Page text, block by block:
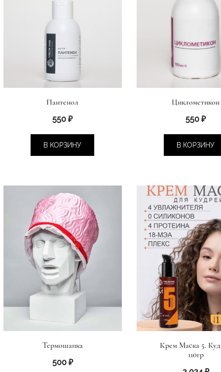
Пантенол
550₽
В КОРЗИНУ
Циклометикон
550 ₽
В КОРЗИНУ
Термошапка
500 ₽
Крем Маска 5.
110гр